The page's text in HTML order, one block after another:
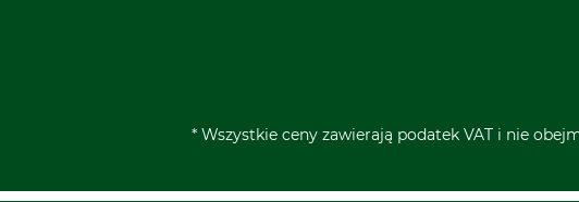
* Wszystkie ceny zawierają podatek VAT i nie